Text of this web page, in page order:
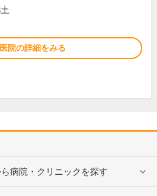
院の詳細をみる
ら病院・クリニックを探す